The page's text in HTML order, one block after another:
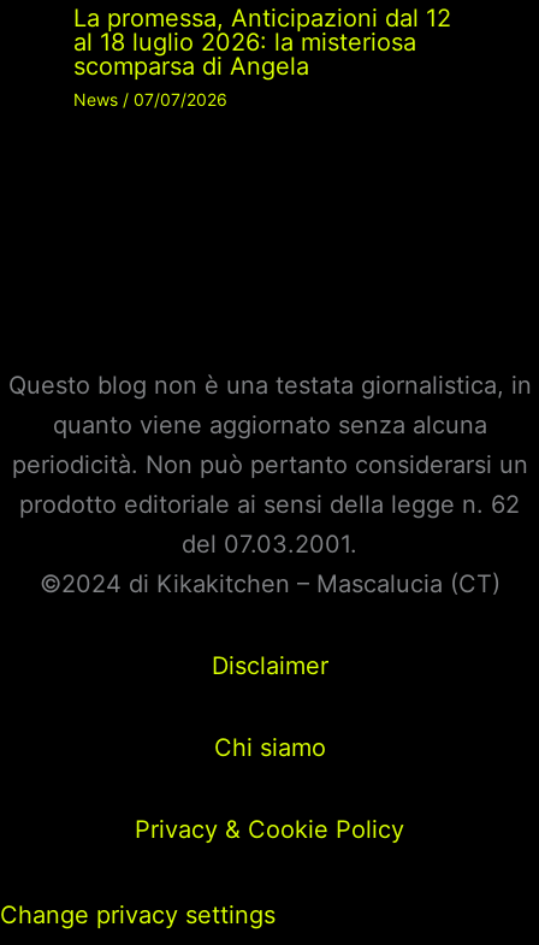
La promessa, Anticipazioni dal 12
al 18 luglio 2026: la misteriosa
scomparsa di Angela
News/ 07/07/2026
Questo blog non è una testata giornalistica, in
quanto viene aggiornato senza alcuna
periodicità. Non può pertanto considerarsi un
prodotto editoriale ai sensi della legge n. 62
del 07.03.2001.
©2024 di Kikakitchen – Mascalucia (CT)
Disclaimer
Chi siamo
Privacy & Cookie Policy
Change privacy settings